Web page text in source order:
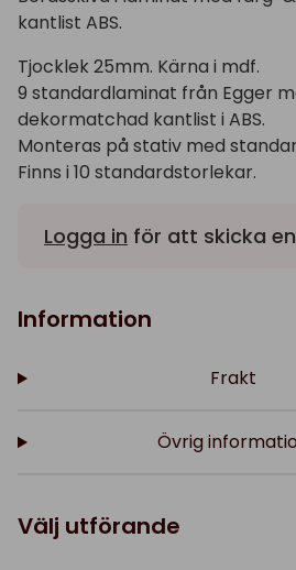
kantlist ABS.
Tjocklek 25mm. Kärna i mdf.
9 standardlaminat från Egger
dekormatchad kantlist i ABS.
Monteras på stativ med
Finns i 10 standardstorlekar.
Logga in för att skicka
Information
Frakt
Övrig
Välj utförande